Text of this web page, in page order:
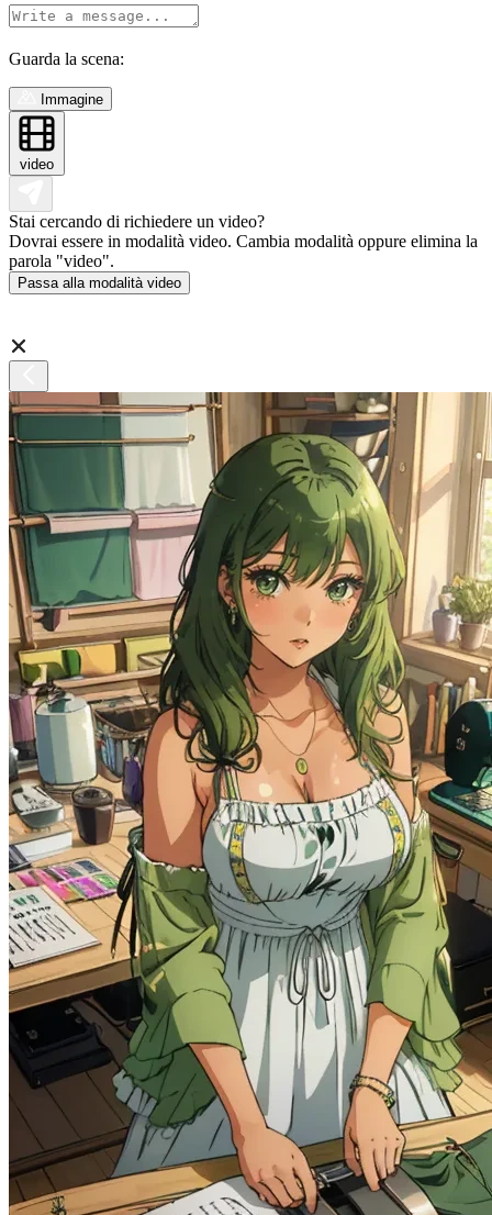
Guarda la scena:
Immagine
video
Stai cercando di richiedere un video?
Dovrai essere in modalità video. Cambia modalità oppure elimina la
parola "video".
Passa alla modalità video